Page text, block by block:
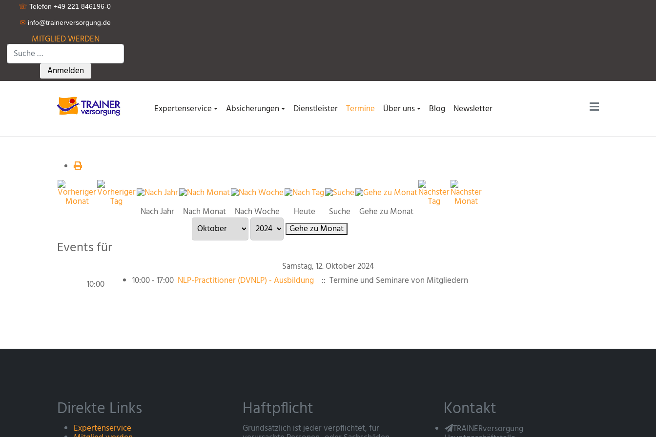
☏ Telefon +49 221 846196-0
✉ info@trainerversorgung.de
MITGLIED WERDEN
Suchen
Type 2 or more characters for results.
Anmelden
Expertenservice Absicherungen Dienstleister Termine Über uns Blog Newsletter
Nach Jahr Nach Monat Nach Woche Heute Suche
Gehe zu Monat
Gehe zu Monat
Events für
Samstag, 12. Oktober 2024
10:00
10:00 - 17:00 NLP-Practitioner (DVNLP) - Ausbildung :: Termine und Seminare von Mitgliedern
Direkte Links
Expertenservice
Haftpflicht
Grundsätzlich ist jeder verpflichtet, für
Kontakt
TRAINERversorgung